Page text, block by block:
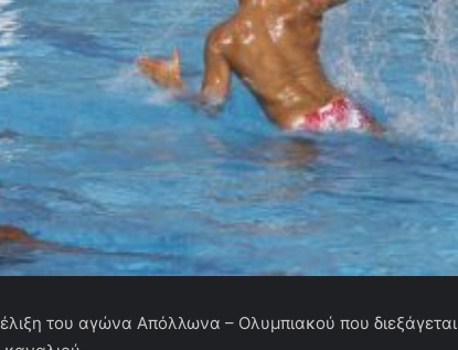
του αγώνα Απόλλωνα – Ολυμπιακού που διεξάγεται